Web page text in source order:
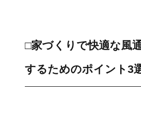
□家づくりで快適な風
するためのポイント3